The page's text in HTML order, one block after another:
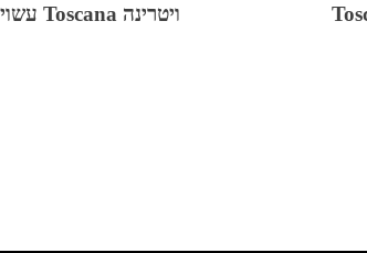
ויטרינה Toscana עשויה עץ מלא